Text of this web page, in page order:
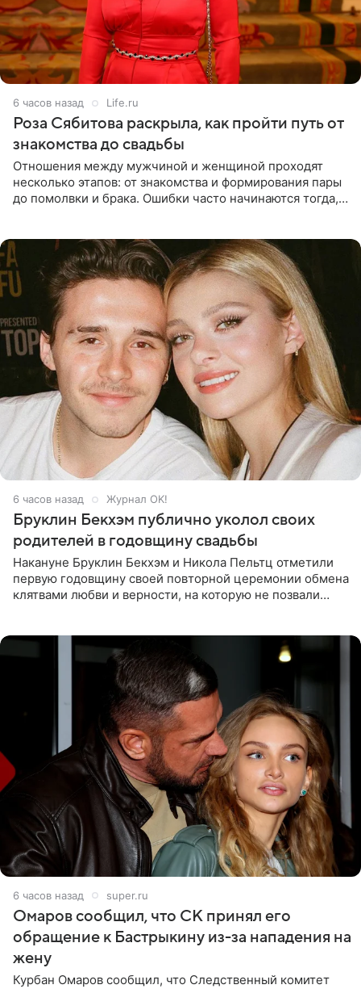
6 часов назад Life.ru
Роза Сябитова раскрыла, как пройти путь от
знакомства до свадьбы
Отношения между мужчиной и женщиной проходят
несколько этапов: от знакомства и формирования пары
до помолвки и брака. Ошибки часто начинаются тогда,
6 часов назад Журнал OK!
Бруклин Бекхэм публично уколол своих
родителей в годовщину свадьбы
Накануне Бруклин Бекхэм и Никола Пельтц отметили
первую годовщину своей повторной церемонии обмена
клятвами любви и верности, на которую не позвали
6 часов назад super.ru
Омаров сообщил, что СК принял его
обращение к Бастрыкину из-за нападения на
жену
Курбан Омаров сообщил, что Следственный комитет